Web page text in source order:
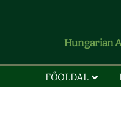
Hungarian
FŐOLDAL